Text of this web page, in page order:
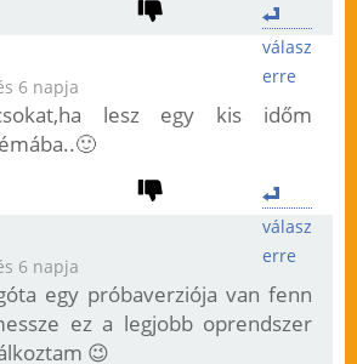
válasz
erre
6 napja
lesz egy kis időm
válasz
erre
6 napja
egy próbaverziója van fenn
ez a legjobb oprendszer
😉